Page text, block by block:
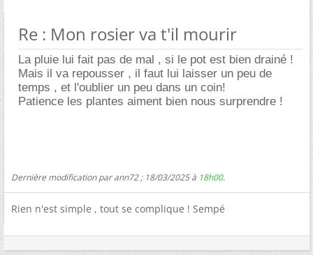
Re : Mon rosier va t'il mourir
La pluie lui fait pas de mal , si le pot est bien drainé !
Mais il va repousser , il faut lui laisser un peu de
temps , et l'oublier un peu dans un coin!
Patience les plantes aiment bien nous surprendre !
Dernière modification par ann72 ; 18/03/2025 à 18h00.
Rien n'est simple , tout se complique ! Sempé